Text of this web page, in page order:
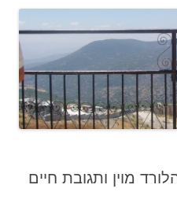
מוין ותגובת חיים